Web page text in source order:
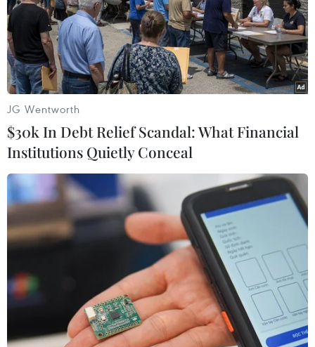
Tổng thống Pháp Macron sắp lập trung
tâm chống khủng bố mới
Văn phòng tổng thống Pháp thông báo Tổng thống
Emmanuel Macron sẽ thành lập một trung tâm chống
khủng bố quốc gia để điều phối các cơ quan tình báo
Pháp.
JG Wentworth
$30k In Debt Relief Scandal: What Financial
Institutions Quietly Conceal